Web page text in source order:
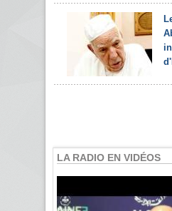
LA RADIO EN VIDÉOS